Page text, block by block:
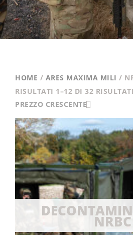
HOME / ARES MAXIMA MILI /
RISULTATI 1–12 DI 32 RISULTATI
PREZZO CRESCENTE
NRBC